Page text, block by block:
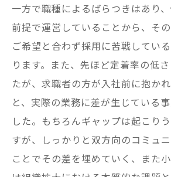
一方で職種によるばらつきはあり
前提で運営していることから、そ
ご希望と合わず採用に苦戦してい
ります。また、先ほど定着率の低
たが、求職者の方が入社前に抱か
と、実際の業務に差が生じている
した。もちろんギャップは起こり
すが、しっかりと双方向のコミュ
ことでその差を埋めていく、また